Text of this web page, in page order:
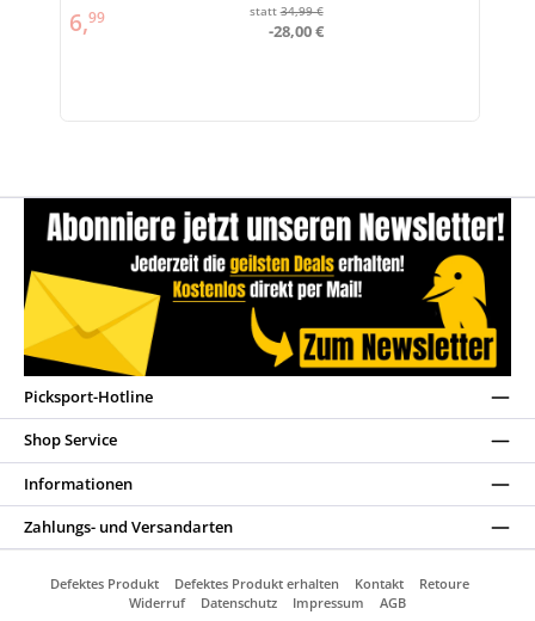
6,99 statt34,99 €
-28,00 €
Picksport-Hotline
Shop Service
Informationen
Zahlungs- und Versandarten
Defektes Produkt Defektes Produkt erhalten Kontakt
Retoure
Widerruf
Datenschutz Impressum AGB